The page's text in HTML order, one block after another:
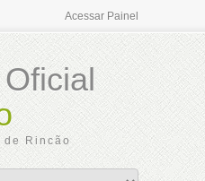
Acessar Painel
de Rincão